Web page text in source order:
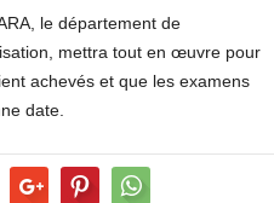
le département de
mettra tout en œuvre pour
achevés et que les examens
date.